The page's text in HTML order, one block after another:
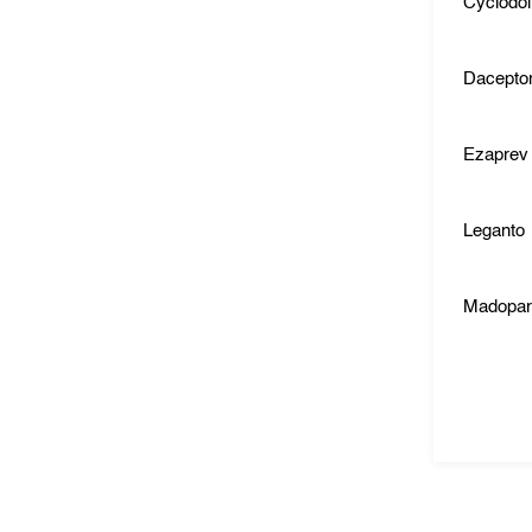
Ezaprev
Leganto
Madopar